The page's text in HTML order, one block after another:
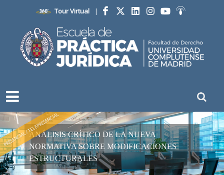
Tour Virtual |
Facebook
PRESENCIAL / TELEPRESENCIAL
ANÁLISIS CRÍTICO DE LA NUEVA
NORMATIVA SOBRE MODIFICACIONES
ESTRUCTURALES